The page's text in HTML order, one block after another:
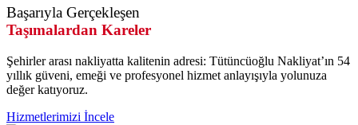
Başarıyla Gerçekleşen
Taşımalardan Kareler
Şehirler arası nakliyatta kalitenin adresi: Tütüncüoğlu Nakliyat’ın 54
yıllık güveni, emeği ve profesyonel hizmet anlayışıyla yolunuza
değer katıyoruz.
Hizmetlerimizi İncele